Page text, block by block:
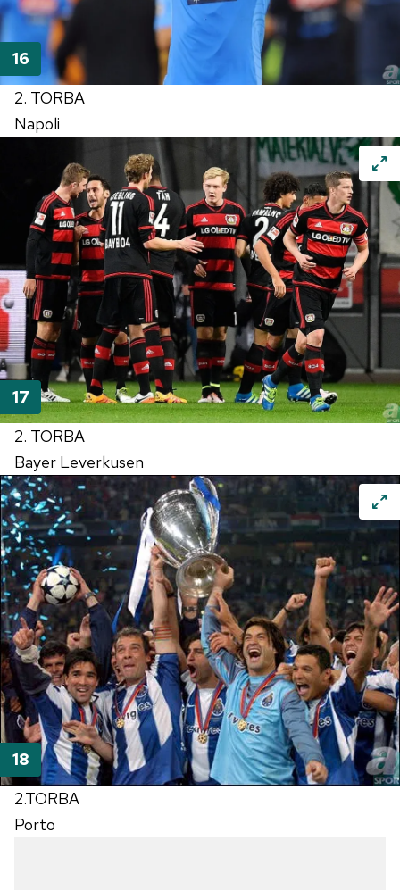
2. TORBA
Napoli
2. TORBA
Bayer Leverkusen
2.TORBA
Porto